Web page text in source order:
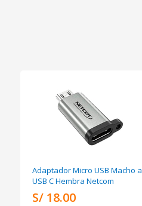
Adaptador Micro USB Macho a
USB C Hembra Netcom
S/ 18.00